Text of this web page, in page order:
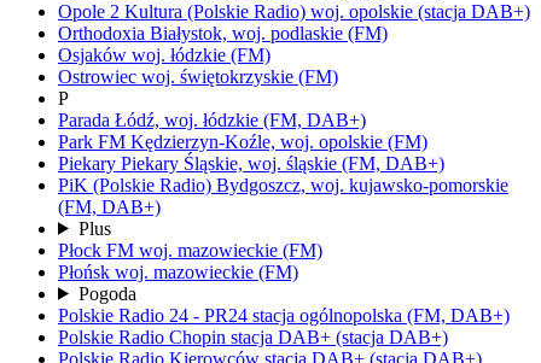
Opole 2 Kultura (Polskie Radio) woj. opolskie (stacja DAB+)
Orthodoxia Białystok, woj. podlaskie (FM)
Osjaków woj. łódzkie (FM)
Ostrowiec woj. świętokrzyskie (FM)
P
Parada Łódź, woj. łódzkie (FM, DAB+)
Park FM Kędzierzyn-Koźle, woj. opolskie (FM)
Piekary Piekary Śląskie, woj. śląskie (FM, DAB+)
PiK (Polskie Radio) Bydgoszcz, woj. kujawsko-pomorskie
(FM, DAB+)
Plus
Płock FM woj. mazowieckie (FM)
Płońsk woj. mazowieckie (FM)
Pogoda
Polskie Radio 24 - PR24 stacja ogólnopolska (FM, DAB+)
Polskie Radio Chopin stacja DAB+ (stacja DAB+)
Polskie Radio Kierowców stacja DAB+ (stacja DAB+)